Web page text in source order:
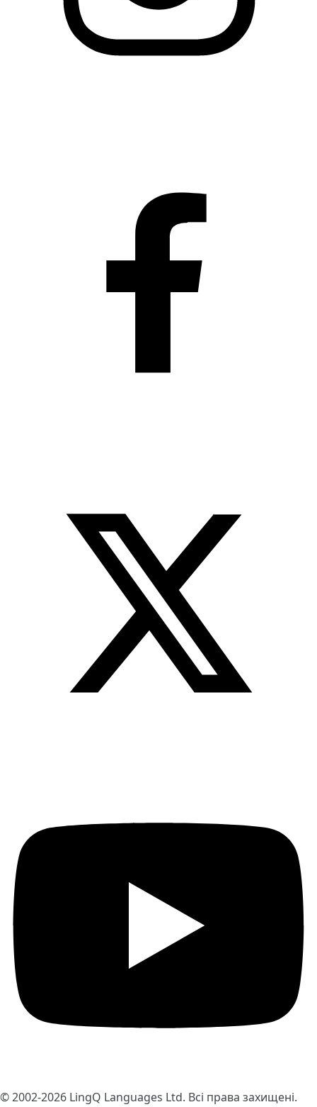
© 2002-2026 LingQ Languages Ltd. Всі права захищені.